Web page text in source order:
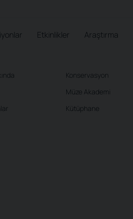
Etkinlikler Araştırma
Konservasyon
Müze Akademi
Kütüphane